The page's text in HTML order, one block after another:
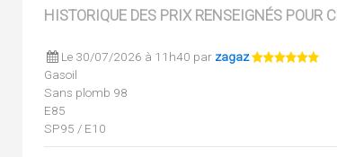
HISTORIQUE DES PRIX RENSEIGNÉS POUR
Le 30/07/2026 à 11h40 par zagaz
Gasoil
Sans plomb 98
E85
SP95 / E10